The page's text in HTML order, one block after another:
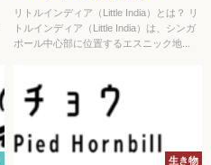
リトルインディア（Little India）とは？ リ
トルインディア（Little India）は、シンガ
ポール中心部に位置するエスニック地...
生き物